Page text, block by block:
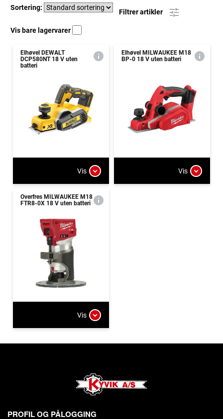
Sortering:
Filtrer artikler
Vis bare lagervarer
Elhøvel DEWALT
DCP580NT 18 V uten
batteri
Vis
Elhøvel MILWAUKEE M18
BP-0 18 V uten batteri
Vis
Overfres MILWAUKEE M18
FTR8-0X 18 V uten batteri
Vis
PROFIL OG PÅLOGGING